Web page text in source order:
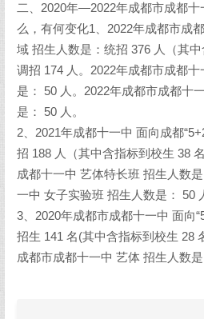
二、2020年—2022年成都市成都
么，有何变化1、2022年成都市成
域 招生人数是：统招 376 人（其中
调招 174 人。2022年成都市成都
是： 50 人。2022年成都市成都十
是： 50 人。
2、2021年成都十一中 面向成都
招 188 人（其中含指标到校生 38
成都十一中 艺体特长班 招生人数
一中 女子实验班 招生人数是： 50
3、2020年成都市成都十一中 面向
招生 141 名(其中含指标到校生 28
成都市成都十一中 艺体 招生人数是